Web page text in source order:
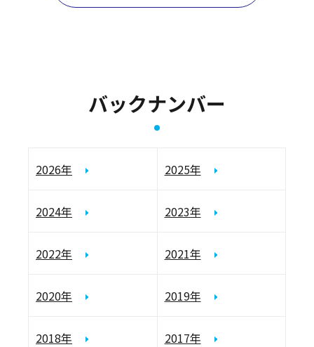
バックナンバー
2026年 2025年
2024年 2023年
2022年 2021年
2020年 2019年
2018年 2017年